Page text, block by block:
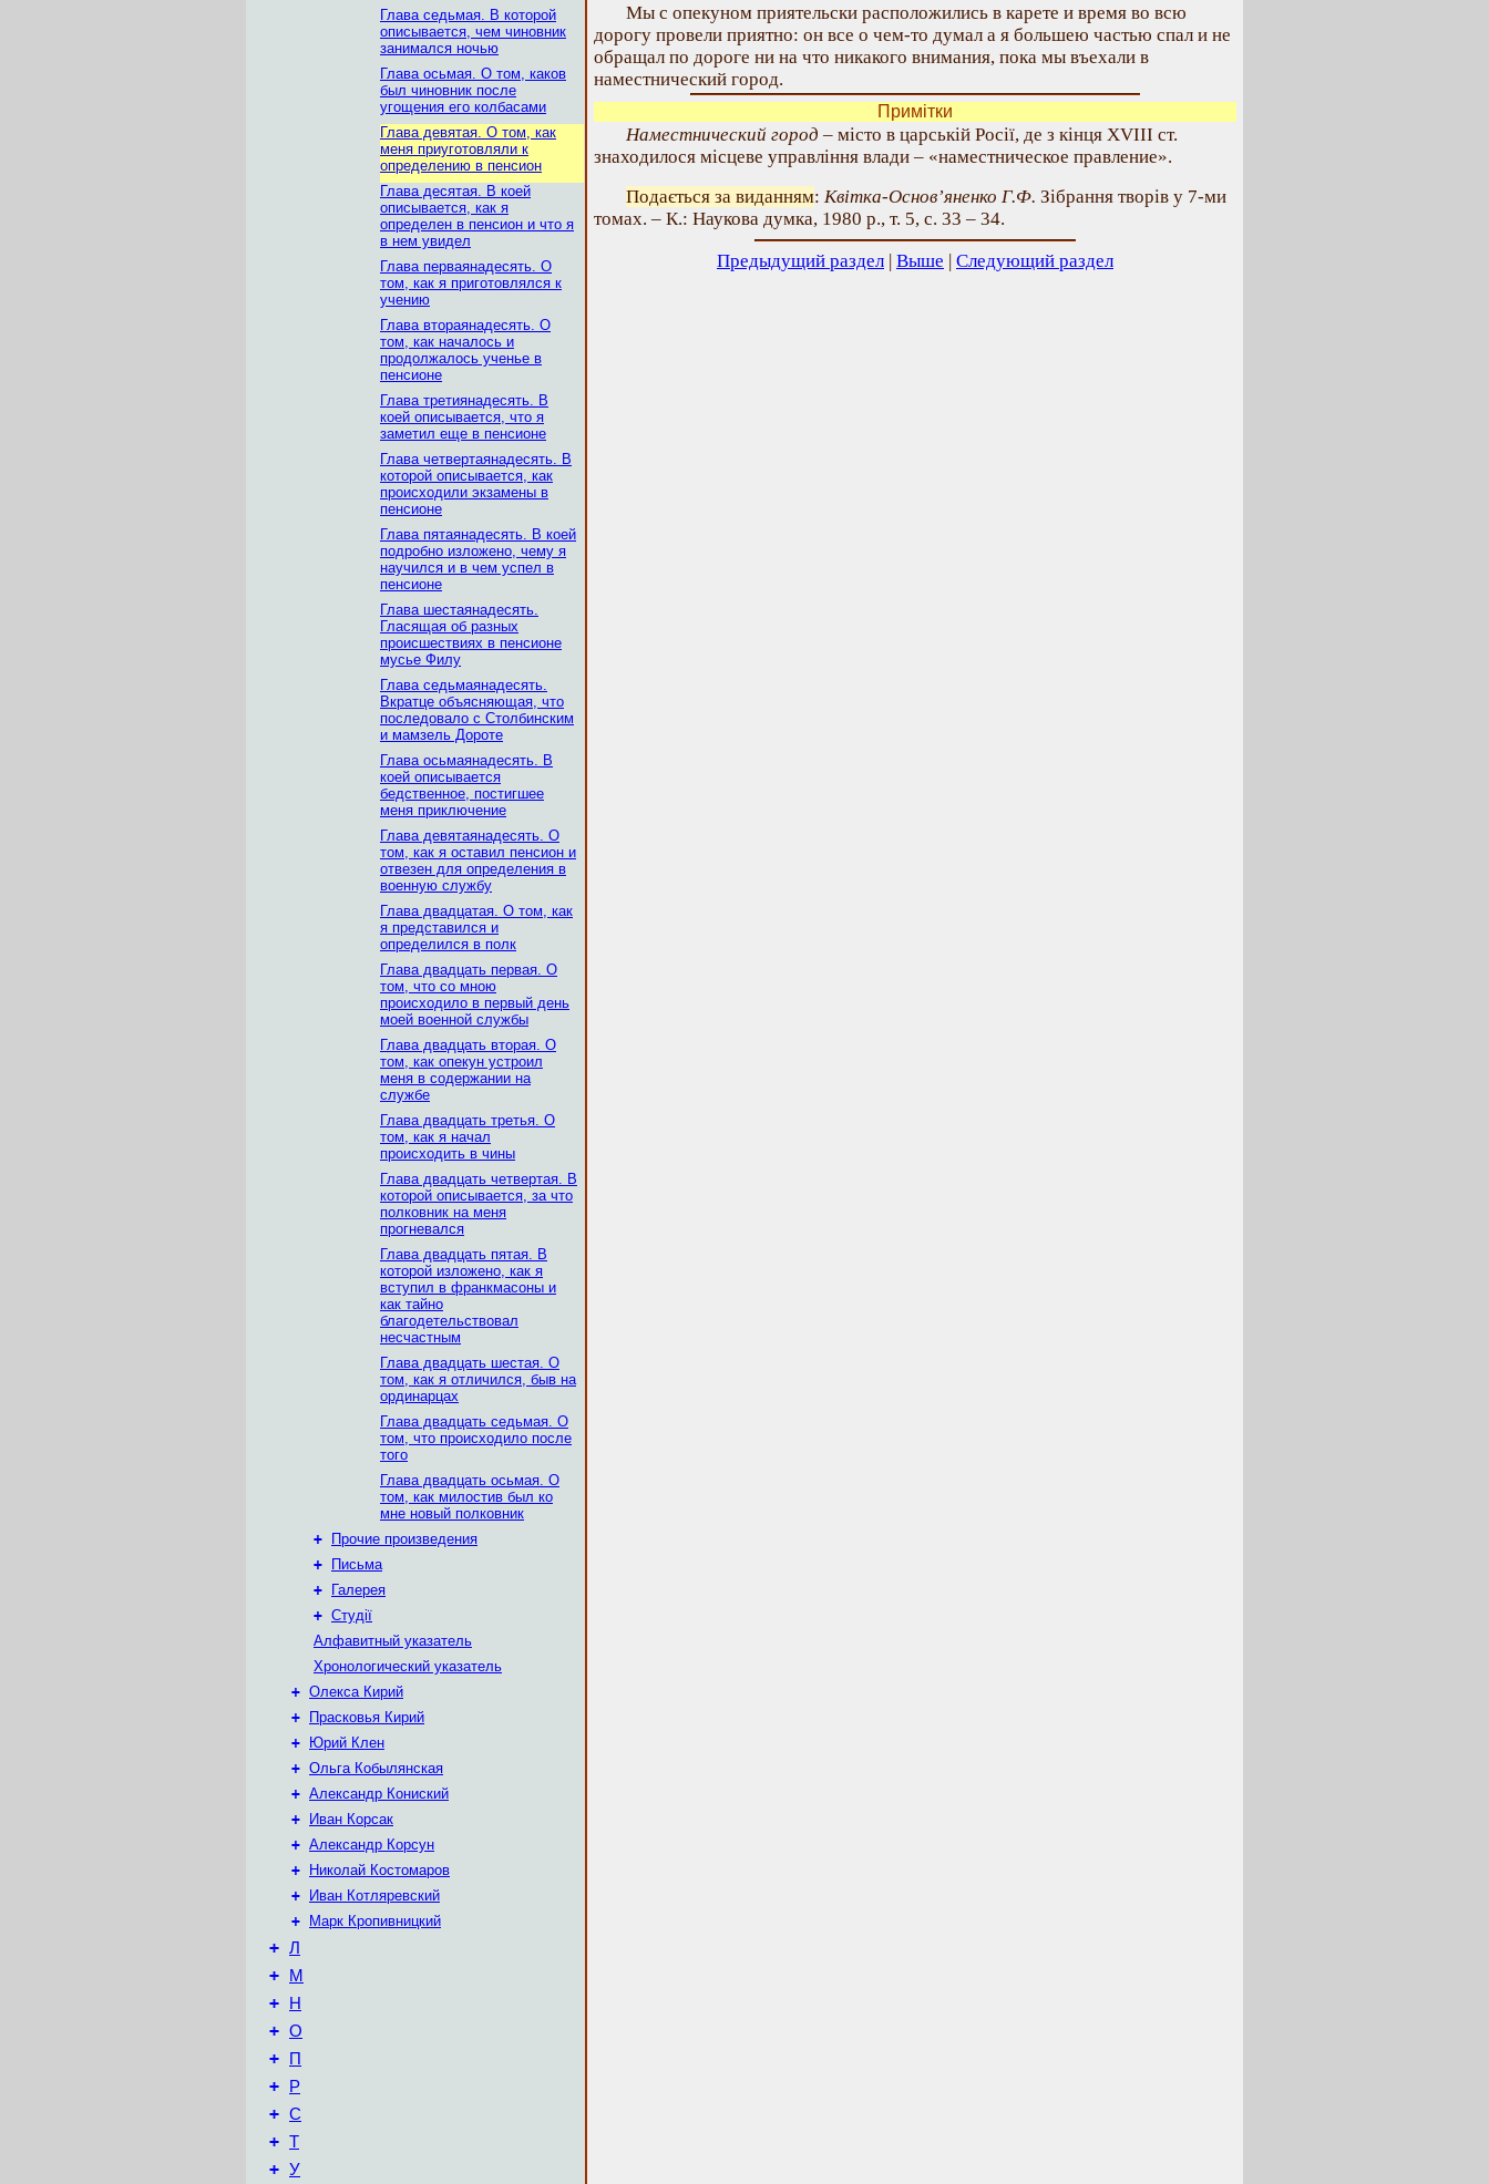
Глава седьмая. В которой
описывается, чем чиновник
занимался ночью
Глава осьмая. О том, каков
был чиновник после
угощения его колбасами
Глава девятая. О том, как
меня приуготовляли к
определению в пенсион
Глава десятая. В коей
описывается, как я
определен в пенсион и что я
в нем увидел
Глава перваянадесять. О
том, как я приготовлялся к
учению
Глава втораянадесять. О
том, как началось и
продолжалось ученье в
пенсионе
Глава третиянадесять. В
коей описывается, что я
заметил еще в пенсионе
Глава четвертаянадесять. В
которой описывается, как
происходили экзамены в
пенсионе
Глава пятаянадесять. В коей
подробно изложено, чему я
научился и в чем успел в
пенсионе
Глава шестаянадесять.
Гласящая об разных
происшествиях в пенсионе
мусье Филу
Глава седьмаянадесять.
Вкратце объясняющая, что
последовало с Столбинским
и мамзель Дороте
Глава осьмаянадесять. В
коей описывается
бедственное, постигшее
меня приключение
Глава девятаянадесять. О
том, как я оставил пенсион и
отвезен для определения в
военную службу
Глава двадцатая. О том, как
я представился и
определился в полк
Глава двадцать первая. О
том, что со мною
происходило в первый день
моей военной службы
Глава двадцать вторая. О
том, как опекун устроил
меня в содержании на
службе
Глава двадцать третья. О
том, как я начал
происходить в чины
Глава двадцать четвертая. В
которой описывается, за что
полковник на меня
прогневался
Глава двадцать пятая. В
которой изложено, как я
вступил в франкмасоны и
как тайно
благодетельствовал
несчастным
Глава двадцать шестая. О
том, как я отличился, быв на
ординарцах
Глава двадцать седьмая. О
том, что происходило после
того
Глава двадцать осьмая. О
том, как милостив был ко
мне новый полковник
+
Прочие произведения
+
Письма
+
Галерея
+ Студії
Алфавитный указатель
Хронологический указатель
+ Олекса Кирий
+
Прасковья Кирий
+
Юрий Клен
+ Ольга Кобылянская
+ Александр Кониский
+
Иван Корсак
+ Александр Корсун
+
Николай Костомаров
+
Иван Котляревский
+
Марк Кропивницкий
+ Л
+ М
+ Н
+ О
+ П
+ Р
+ С
+ Т
+ У
Мы с опекуном приятельски расположились в карете и время во всю
дорогу провели приятно: он все о чем-то думал а я большею частью спал и не
обращал по дороге ни на что никакого внимания, пока мы въехали в
наместнический город.
Примітки
Наместнический город – місто в царській Росії, де з кінця XVIII ст.
знаходилося місцеве управління влади – «наместническое правление».
Подається за виданням: Квітка-Основ’яненко Г.Ф. Зібрання творів у 7-ми
томах. – К.: Наукова думка, 1980 р., т. 5, с. 33 – 34.
Предыдущий раздел | Выше | Следующий раздел